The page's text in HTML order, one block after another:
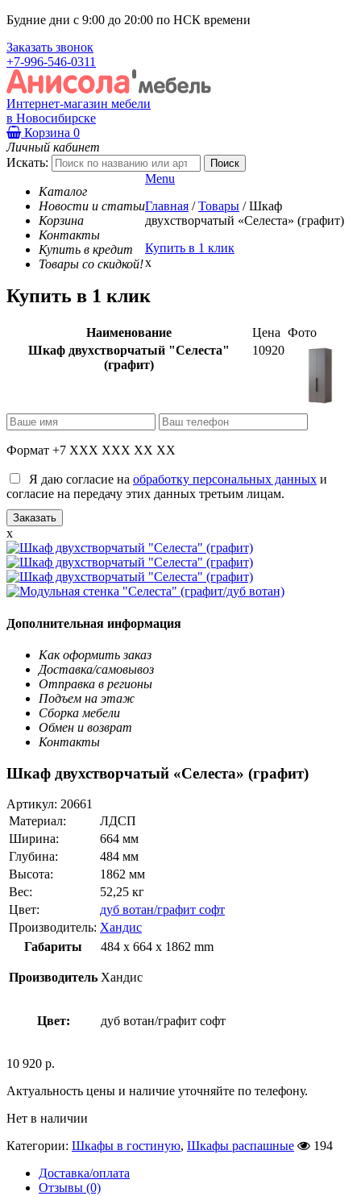
Будние дни с 9:00 до 20:00 по НСК времени
Заказать звонок
+7-996-546-0311
Интернет-магазин мебели
в Новосибирске
Корзина 0
Личный кабинет
Искать:
Каталог
Новости и статьи
Корзина
Контакты
Купить в кредит
Товары со скидкой!
Menu
Главная / Товары / Шкаф
двухстворчатый «Селеста» (графит)
Купить в 1 клик
x
Купить в 1 клик
Наименование Цена Фото
Шкаф двухстворчатый "Селеста"
(графит)
10920
Формат +7 XXX XXX XX XX
Я даю согласие на обработку персональных данных и
согласие на передачу этих данных третьим лицам.
x
Дополнительная информация
Как оформить заказ
Доставка/самовывоз
Отправка в регионы
Подъем на этаж
Сборка мебели
Обмен и возврат
Контакты
Шкаф двухстворчатый «Селеста» (графит)
Артикул: 20661
Материал:
ЛДСП
Ширина:
664 мм
Глубина:
484 мм
Высота:
1862 мм
Вес:
52,25 кг
Цвет:
дуб вотан/графит софт
Производитель: Хандис
Габариты
484 x 664 x 1862 mm
Производитель Хандис
Цвет: дуб вотан/графит софт
10 920 р.
Актуальность цены и наличие уточняйте по телефону.
Нет в наличии
Категории: Шкафы в гостиную, Шкафы распашные
194
Доставка/оплата
Отзывы (0)